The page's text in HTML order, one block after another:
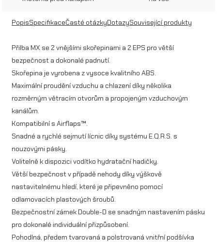
A
H
A
W
K
m
n
ž
s
t
PopisSpecifikaceČasté otázkyDotazySouvisející produkty
Přilba MX se 2 vnějšími skořepinami a 2 EPS pro větší
bezpečnost a dokonalé padnutí.
Skořepina je vyrobena z vysoce kvalitního ABS.
Maximální proudění vzduchu a chlazení díky několika
rozměrným větracím otvorům a propojeným vzduchovým
kanálům.
Kompatibilní s Airflaps™.
Snadné a rychlé sejmutí lícnic díky systému E.Q.R.S. s
nouzovými pásky.
Volitelně k dispozici vodítko hydratační hadičky.
Větší bezpečnost v případě nehody díky výškově
nastavitelnému hledí, které je připevněno pomocí
odlamovacích plastových šroubů.
Bezpečnostní zámek Double-D se snadným nastavením pásku
pro dokonalé individuální přizpůsobení.
Pohodlná, předem tvarovaná a polstrovaná vnitřní podšívka